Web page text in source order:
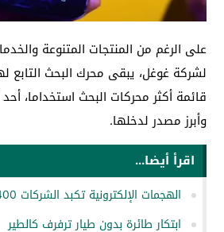
على الرغم من المنتجات المتنوعة
لشركة غوغل، يبقى محرك البحث التابع
قائمة أكثر محركات البحث استخداما،
وأبرز مصدر لدخلها.
اقرأ أيضا...
الهجمات الإلكترونية تكبد الشركات 400 مليار دولار سنويا
ابتكار طائرة بدون طيار ترفرف كالطير